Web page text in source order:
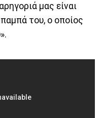
μας είναι
του, ο οποίος